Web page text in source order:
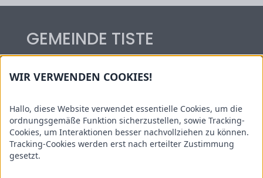
GEMEINDE TISTE
27419 Tiste
Kontakt: gemeinde@tiste.de
Informationen
Sehenswertes
WIR VERWENDEN COOKIES!
Hallo, diese Website verwendet essentielle Cookies, um die
ordnungsgemäße Funktion sicherzustellen, sowie Tracking-
Cookies, um Interaktionen besser nachvollziehen zu können.
Tracking-Cookies werden erst nach erteilter Zustimmung
gesetzt.